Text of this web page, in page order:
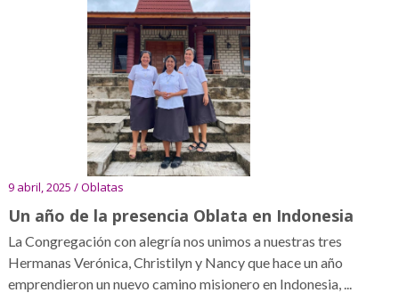
9 abril, 2025 / Oblatas
Un año de la presencia Oblata en Indonesia
La Congregación con alegría nos unimos a nuestras tres
Hermanas Verónica, Christilyn y Nancy que hace un año
emprendieron un nuevo camino misionero en Indonesia, ...